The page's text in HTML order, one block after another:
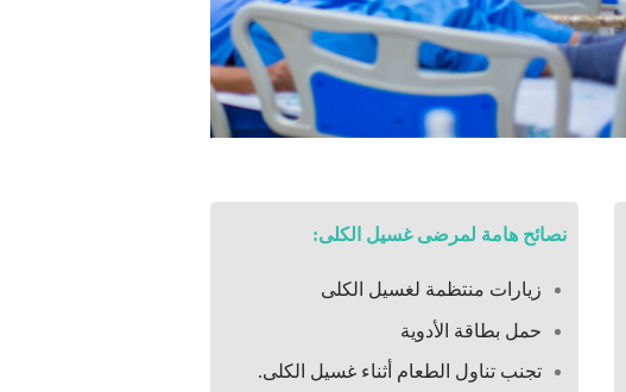
نصائح هامة لمرضى غسيل الكلى:
زيارات منتظمة لغسيل الكلى
حمل بطاقة الأدوية
تجنب تناول الطعام أثناء غسيل الكلى.